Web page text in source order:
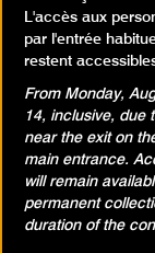
Lu Ma
1 2 3
8 9 10
16 17
22 23 24
L'accès aux
par l'entrée
restent
From Monday,
14, inclusive, due
near the exit on
main entrance.
will remain
permanent
duration of the